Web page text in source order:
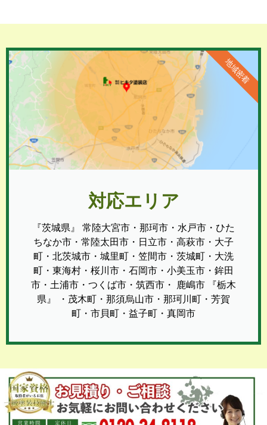
対応エリア
『茨城県』 常陸大宮市・那珂市・水戸市・ひた
ちなか市・常陸太田市・日立市・高萩市・大子
町・北茨城市・城里町・笠間市・茨城町・大洗
町・東海村・桜川市・石岡市・小美玉市・鉾田
市・土浦市・つくば市・筑西市・ 鹿嶋市 『栃木
県』 ・茂木町・那須烏山市・那珂川町・芳賀
町・市貝町・益子町・真岡市
地域密着